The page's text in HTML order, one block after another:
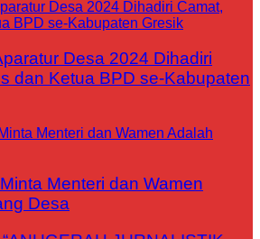
Desa 2024 Dihadiri
dan Ketua BPD se-Kabupaten
Menteri dan Wamen
Desa